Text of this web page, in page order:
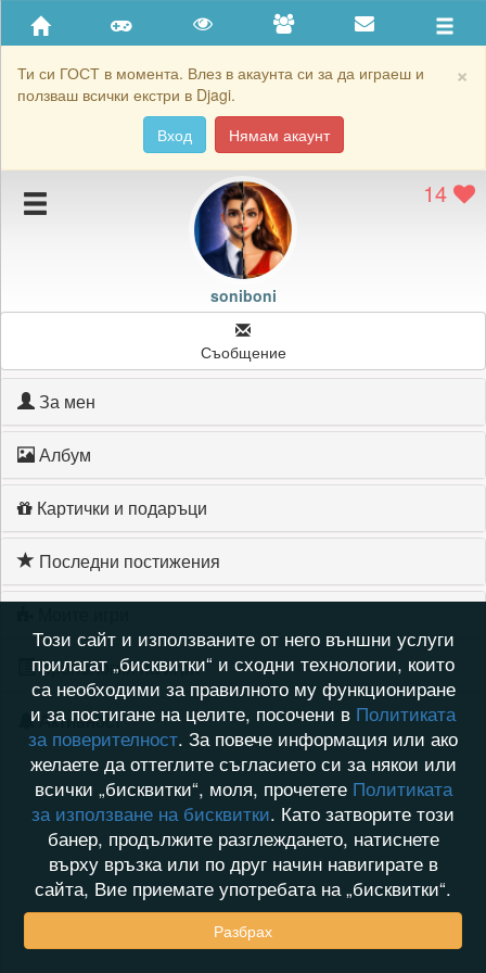
×
Ти си ГОСТ в момента. Влез в акаунта си за да играеш и
ползваш всички екстри в Djagi.
Вход
Нямам акаунт
Приятели
Хронология на игри
Подаръците на soniboni
Картичките на soniboni
14
soniboni
Съобщение
За мен
Албум
Картички и подаръци
Последни постижения
Хронология на игри
Активност
Този сайт и използваните от него външни услуги
прилагат „бисквитки“ и сходни технологии, които
са необходими за правилното му функциониране
и за постигане на целите, посочени в Политиката
за поверителност. За повече информация или ако
желаете да оттеглите съгласието си за някои или
всички „бисквитки“, моля, прочетете Политиката
за използване на бисквитки. Като затворите този
банер, продължите разглеждането, натиснете
върху връзка или по друг начин навигирате в
сайта, Вие приемате употребата на „бисквитки“.
Разбрах